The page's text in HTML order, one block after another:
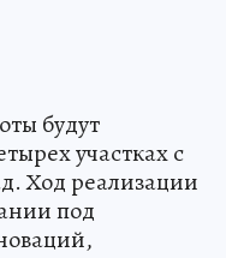
будут
участках с
Ход реализации
под